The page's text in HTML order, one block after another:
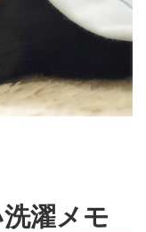
濯メモ